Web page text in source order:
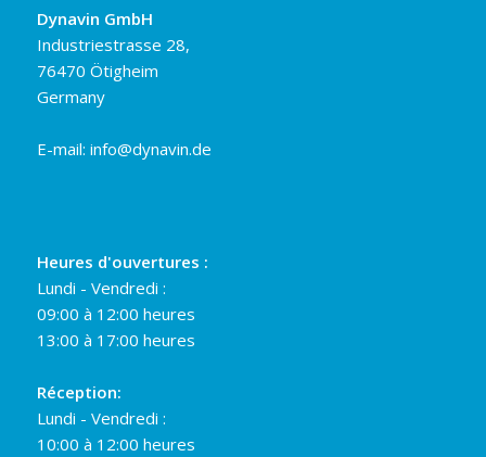
Dynavin GmbH
Industriestrasse 28,
76470 Ötigheim
Germany
E-mail: info@dynavin.de
Heures d'ouvertures :
Lundi - Vendredi :
09:00 à 12:00 heures
13:00 à 17:00 heures
Réception:
Lundi - Vendredi :
10:00 à 12:00 heures